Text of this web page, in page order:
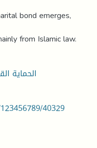
bond emerges,
from Islamic law.
الحماية
40329